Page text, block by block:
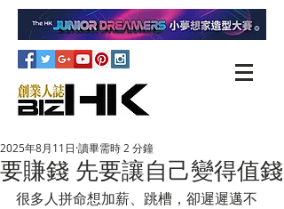
要賺錢 先要讓自己變得值錢
2025年8月11日 讀畢需時 2 分鐘
很多人拼命想加薪、跳槽，卻遲遲邁不